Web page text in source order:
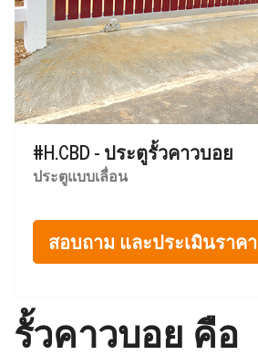
#H.CBD - ประตูรั้วคาวบอย
ประตูแบบเลื่อน
สอบถาม และประเมินราคา
รั้วคาวบอย คือ